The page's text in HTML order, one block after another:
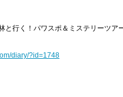
と行く！パワスポ＆ミステリーツ
diary/?id=1748